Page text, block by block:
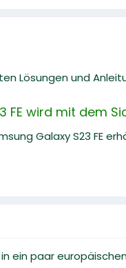
Lösungen und
FE wird mit dem
Galaxy S23 FE
ein paar